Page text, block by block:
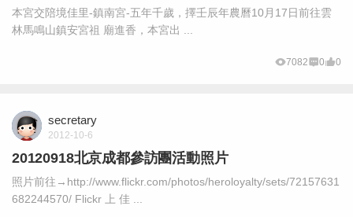
本宮交陪境佳里-鎮南宮-五年千歲，擇壬辰年農曆10月17日前往雲
林馬鳴山鎮安宮祖 廟進香，本宮出 ...
7082 0 0
secretary
2012-10-6
20120918北京成都參訪團活動照片
照片前往→http://www.flickr.com/photos/heroloyalty/sets/72157631
682244570/ Flickr 上 佳 ...